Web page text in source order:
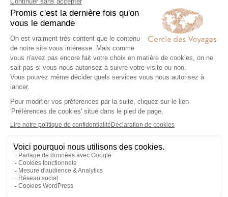
1
Expertise et co-
construction
Chez Cercle des Voyages,
nous concevons des voyages
voyageurs.
Engagement local et